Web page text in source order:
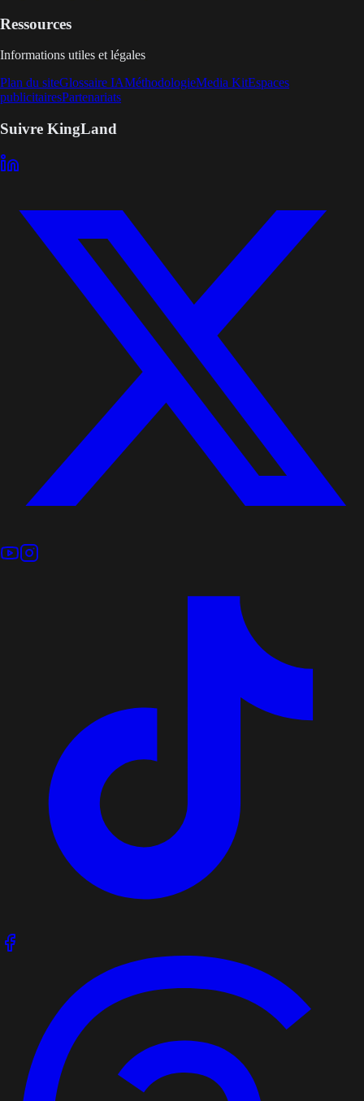
Ressources
Informations utiles et légales
Plan du siteGlossaire IAMéthodologieMedia KitEspaces
publicitairesPartenariats
Suivre KingLand